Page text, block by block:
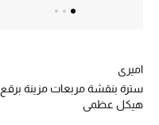
اميري
سترة بنقشة مربعات مزينة برقع
هيكل عظمي